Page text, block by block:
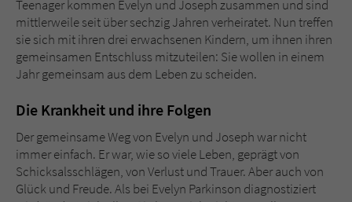
Teenager kommen Evelyn und Joseph zusammen und sind
mittlerweile seit über sechzig Jahren verheiratet. Nun treffen
sie sich mit ihren drei erwachsenen Kindern, um ihnen ihren
gemeinsamen Entschluss mitzuteilen: Sie wollen in einem
Jahr gemeinsam aus dem Leben zu scheiden.
Die Krankheit und ihre Folgen
Der gemeinsame Weg von Evelyn und Joseph war nicht
immer einfach. Er war, wie so viele Leben, geprägt von
Schicksalsschlägen, von Verlust und Trauer. Aber auch von
Glück und Freude. Als bei Evelyn Parkinson diagnostiziert
Sicherheitscode des Kontaktformulars zu
überprüfen.